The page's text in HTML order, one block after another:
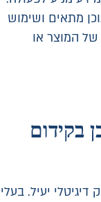
מתאים ושימוש
המוצר או
בקידום
יעיל. בעלי